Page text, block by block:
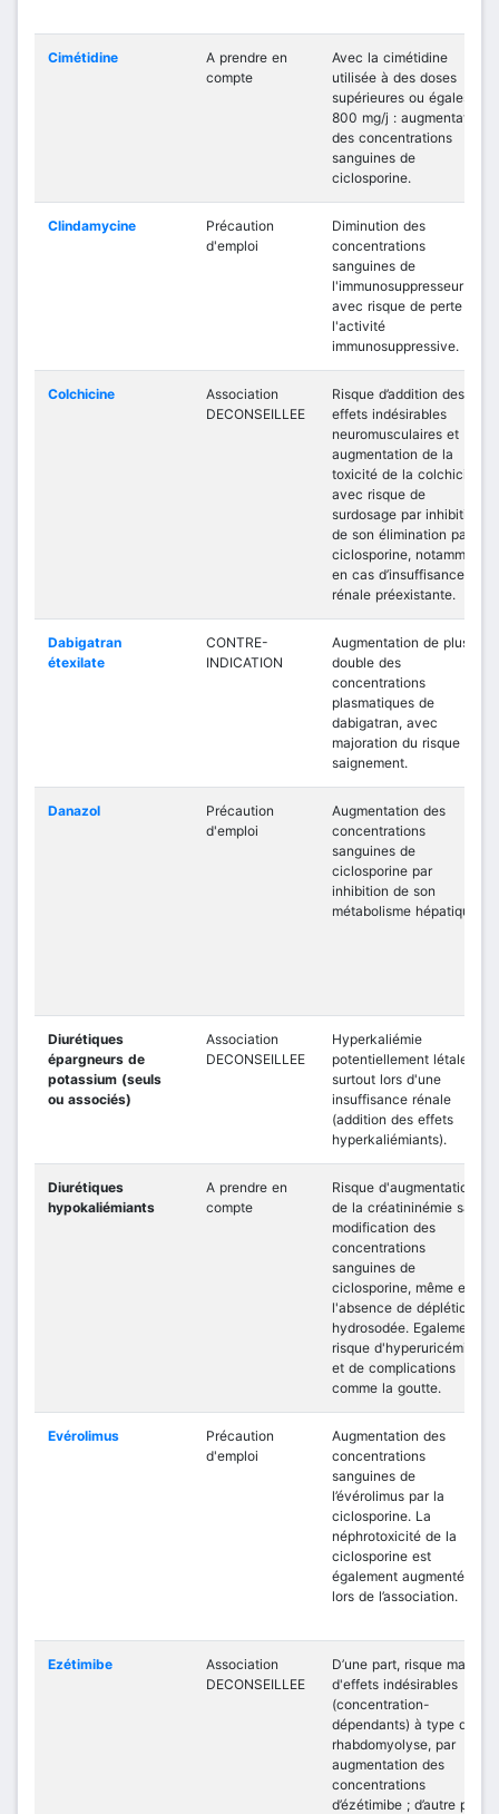
Cimétidine
A prendre en
compte
Avec la cimétidine
utilisée à des doses
supérieures ou égales à
800 mg/j : augmentation
des concentrations
sanguines de
ciclosporine.
Clindamycine
Précaution
d'emploi
Diminution des
concentrations
sanguines de
l'immunosuppresseur
avec risque de perte de
l'activité
immunosuppressive.
Colchicine
Association
DECONSEILLEE
Risque d’addition des
effets indésirables
neuromusculaires et
augmentation de la
toxicité de la colchicine
avec risque de
surdosage par inhibition
de son élimination par la
ciclosporine, notamment
en cas d’insuffisance
rénale préexistante.
Dabigatran
étexilate
CONTRE-
INDICATION
Augmentation de plus du
double des
concentrations
plasmatiques de
dabigatran, avec
majoration du risque de
saignement.
Danazol
Précaution
d'emploi
Augmentation des
concentrations
sanguines de
ciclosporine par
inhibition de son
métabolisme hépatique.
Diurétiques
épargneurs de
potassium (seuls
ou associés)
Association
DECONSEILLEE
Hyperkaliémie
potentiellement létale,
surtout lors d'une
insuffisance rénale
(addition des effets
hyperkaliémiants).
Diurétiques
hypokaliémiants
A prendre en
compte
Risque d'augmentation
de la créatininémie sans
modification des
concentrations
sanguines de
ciclosporine, même en
l'absence de déplétion
hydrosodée. Egalement,
risque d'hyperuricémie
et de complications
comme la goutte.
Evérolimus
Précaution
d'emploi
Augmentation des
concentrations
sanguines de
l’évérolimus par la
ciclosporine. La
néphrotoxicité de la
ciclosporine est
également augmentée
lors de l’association.
Ezétimibe
Association
DECONSEILLEE
D’une part, risque majoré
d'effets indésirables
(concentration-
dépendants) à type de
rhabdomyolyse, par
augmentation des
concentrations
d’ézétimibe ; d’autre part,